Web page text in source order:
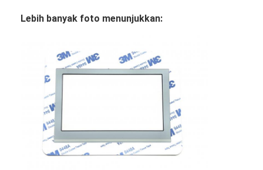
Sakelar membran FPC
saklar membran tahan air
Switch Membran Pencetakan Digital
Saklar Membran yang Terpancar
Lebih banyak foto menunjukkan: